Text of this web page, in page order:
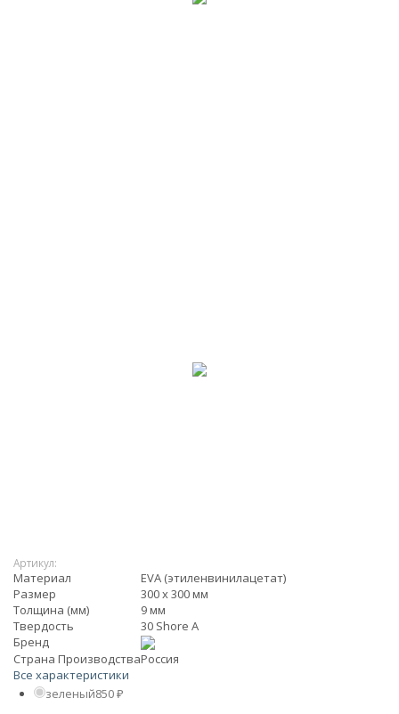
Артикул:
Материал
EVA (этиленвинилацетат)
Размер
300 х 300 мм
Толщина (мм)
9 мм
Твердость
30 Shore A
Бренд
Страна ПроизводстваРоссия
Все характеристики
зеленый850 ₽